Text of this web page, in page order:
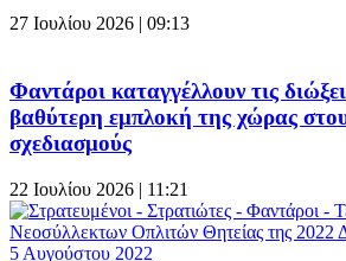
27 Ιουλίου 2026 | 09:13
Φαντάροι καταγγέλλουν τις
βαθύτερη εμπλοκή της χώρας
σχεδιασμούς
22 Ιουλίου 2026 | 11:21